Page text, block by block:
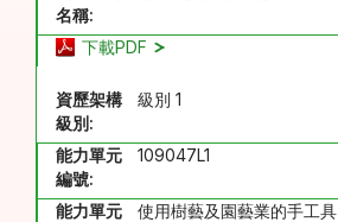
名稱:
下載PDF
資歷架構
級別:
級別 1
能力單元
編號:
109047L1
能力單元
使用樹藝及園藝業的手工具